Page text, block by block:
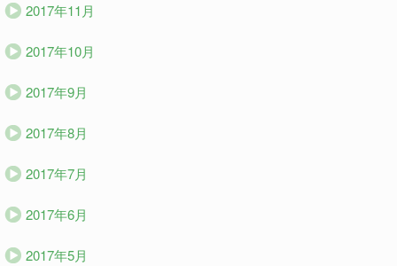
2017年11月
2017年10月
2017年9月
2017年8月
2017年7月
2017年6月
2017年5月